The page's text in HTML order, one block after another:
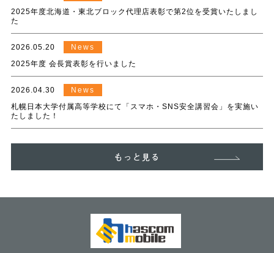
2025年度北海道・東北ブロック代理店表彰で第2位を受賞いたしまし
た
2026.05.20
News
2025年度 会長賞表彰を行いました
2026.04.30
News
札幌日本大学付属高等学校にて「スマホ・SNS安全講習会」を実施い
たしました！
もっと見る